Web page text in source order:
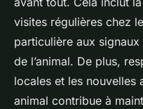
visites régulières chez
particulière aux
de l’animal. De plus,
locales et les nouvelles
animal contribue à